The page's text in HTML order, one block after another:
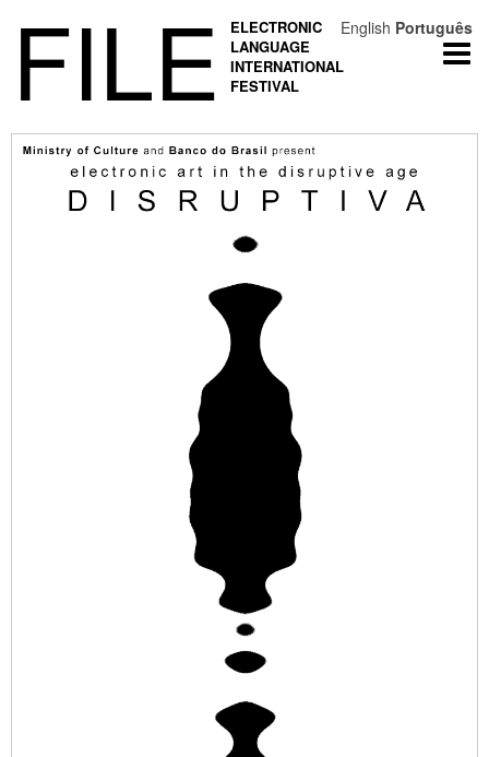
FILE
ELECTRONIC
LANGUAGE
INTERNATIONAL
FESTIVAL
English Português